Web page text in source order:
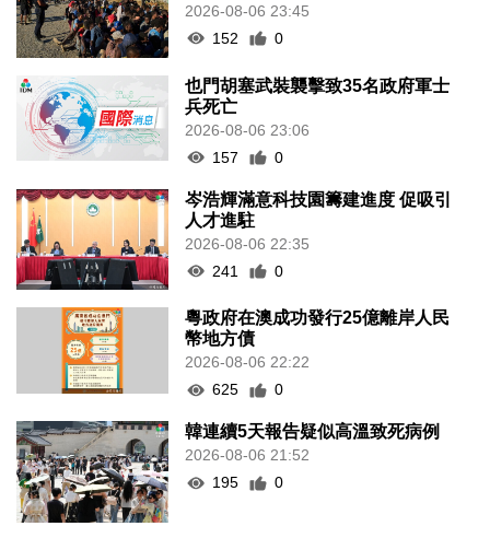
2026-08-06 23:45
152
0
也門胡塞武裝襲擊致35名政府軍士
兵死亡
2026-08-06 23:06
157
0
岑浩輝滿意科技園籌建進度 促吸引
人才進駐
2026-08-06 22:35
241
0
粵政府在澳成功發行25億離岸人民
幣地方債
2026-08-06 22:22
625
0
韓連續5天報告疑似高溫致死病例
2026-08-06 21:52
195
0